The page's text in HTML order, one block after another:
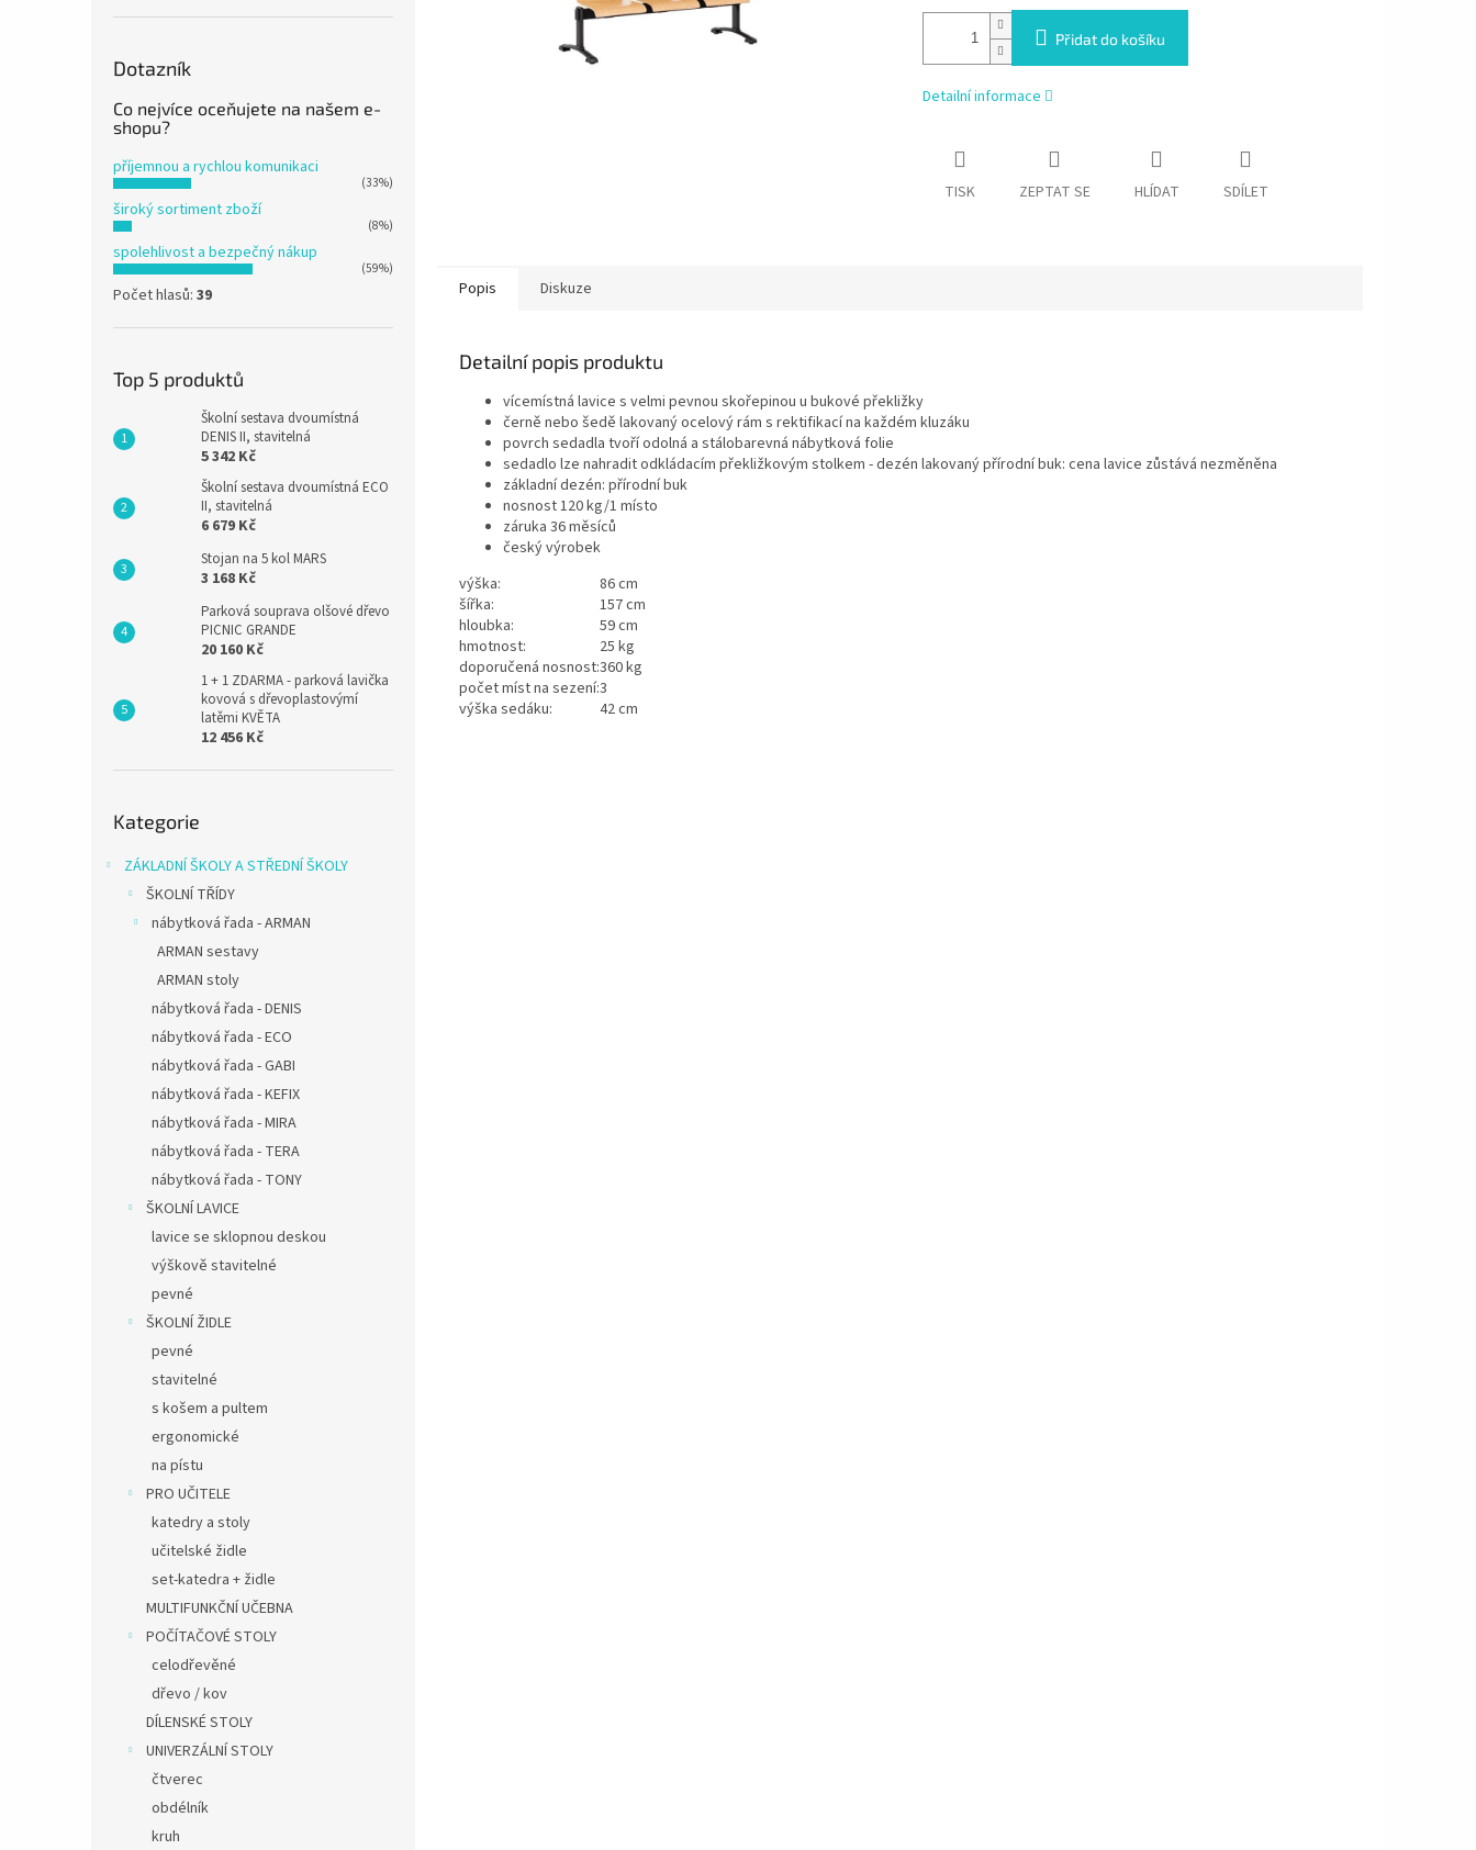
Dotazník
Co nejvíce oceňujete na našem e-
shopu?
příjemnou a rychlou komunikaci
(33%)
široký sortiment zboží
(8%)
spolehlivost a bezpečný nákup
(59%)
Počet hlasů: 39
Top 5 produktů
Školní sestava dvoumístná
DENIS II, stavitelná
5 342 Kč
Školní sestava dvoumístná ECO
II, stavitelná
6 679 Kč
Stojan na 5 kol MARS
3 168 Kč
Parková souprava olšové dřevo
PICNIC GRANDE
20 160 Kč
1 + 1 ZDARMA - parková lavička
kovová s dřevoplastovýmí
latěmi KVĚTA
12 456 Kč
kategorie
Kategorie
ZÁKLADNÍ ŠKOLY A STŘEDNÍ ŠKOLY
ŠKOLNÍ TŘÍDY
nábytková řada - ARMAN
ARMAN sestavy
ARMAN stoly
nábytková řada - DENIS
nábytková řada - ECO
nábytková řada - GABI
nábytková řada - KEFIX
nábytková řada - MIRA
nábytková řada - TERA
nábytková řada - TONY
ŠKOLNÍ LAVICE
lavice se sklopnou deskou
výškově stavitelné
pevné
ŠKOLNÍ ŽIDLE
pevné
stavitelné
s košem a pultem
ergonomické
na pístu
PRO UČITELE
katedry a stoly
učitelské židle
set-katedra + židle
MULTIFUNKČNÍ UČEBNA
POČÍTAČOVÉ STOLY
celodřevěné
dřevo / kov
DÍLENSKÉ STOLY
UNIVERZÁLNÍ STOLY
čtverec
obdélník
kruh
Přidat do košíku
Detailní informace
TISK ZEPTAT SE HLÍDAT SDÍLET
Popis Diskuze
Detailní popis produktu
vícemístná lavice s velmi pevnou skořepinou u bukové překližky
černě nebo šedě lakovaný ocelový rám s rektifikací na každém kluzáku
povrch sedadla tvoří odolná a stálobarevná nábytková folie
sedadlo lze nahradit odkládacím překližkovým stolkem - dezén lakovaný přírodní buk: cena lavice zůstává nezměněna
základní dezén: přírodní buk
nosnost 120 kg/1 místo
záruka 36 měsíců
český výrobek
výška:
86 cm
šířka:
157 cm
hloubka:
59 cm
hmotnost:
25 kg
doporučená nosnost:360 kg
počet míst na sezení:3
výška sedáku:
42 cm